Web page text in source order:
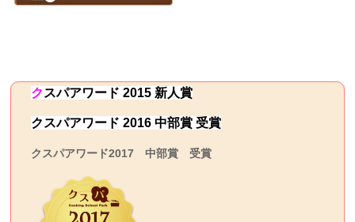
ク スパアワード 2015 新人賞
クスパアワード 2016 中部賞 受賞
クスパアワード2017 中部賞 受賞